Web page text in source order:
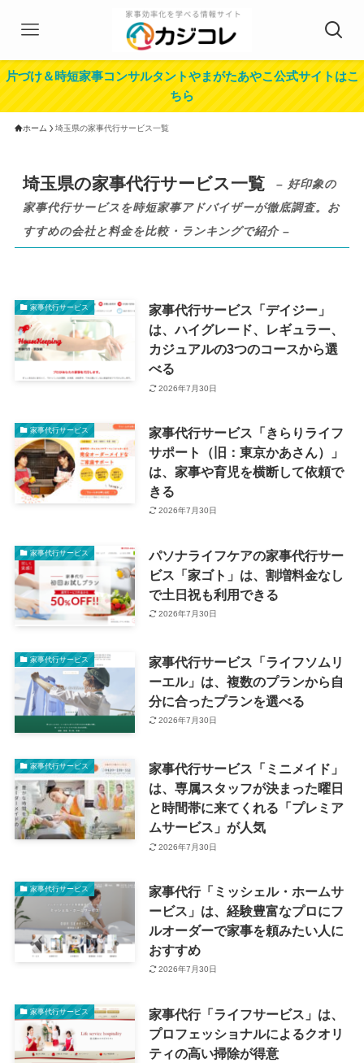
片づけ＆時短家事コンサルタントやまがたあやこ公式サイトはこ
ちら
ホーム 埼玉県の家事代行サービス一覧
埼玉県の家事代行サービス一覧
– 好印象の
家事代行サービスを時短家事アドバイザーが徹底調査。お
すすめの会社と料金を比較・ランキングで紹介 –
家事代行サービス
家事代行サービス「デイジー」
は、ハイグレード、レギュラー、
カジュアルの3つのコースから選
べる
2026年7月30日
家事代行サービス
家事代行サービス「きらりライフ
サポート（旧：東京かあさん）」
は、家事や育児を横断して依頼で
きる
2026年7月30日
家事代行サービス
パソナライフケアの家事代行サー
ビス「家ゴト」は、割増料金なし
で土日祝も利用できる
2026年7月30日
家事代行サービス
家事代行サービス「ライフソムリ
ーエル」は、複数のプランから自
分に合ったプランを選べる
2026年7月30日
家事代行サービス
家事代行サービス「ミニメイド」
は、専属スタッフが決まった曜日
と時間帯に来てくれる「プレミア
ムサービス」が人気
2026年7月30日
家事代行サービス
家事代行「ミッシェル・ホームサ
ービス」は、経験豊富なプロにフ
ルオーダーで家事を頼みたい人に
おすすめ
2026年7月30日
家事代行サービス
家事代行「ライフサービス」は、
プロフェッショナルによるクオリ
ティの高い掃除が得意